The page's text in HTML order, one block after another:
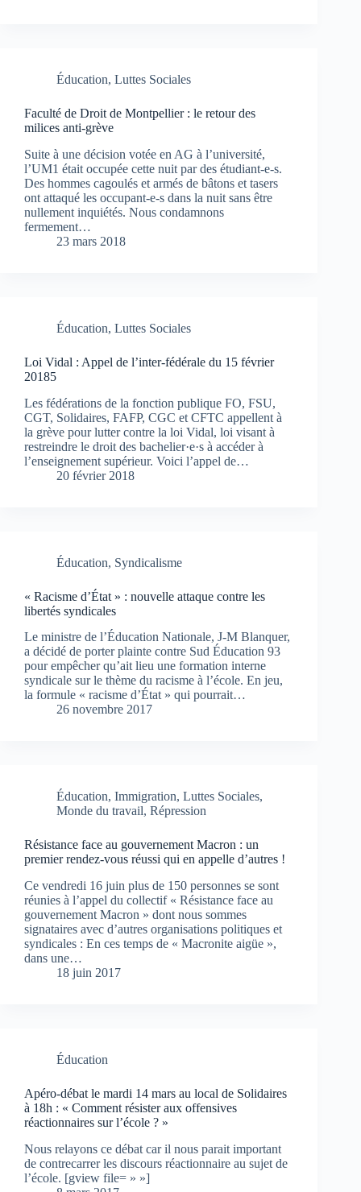
Éducation, Luttes Sociales
Faculté de Droit de Montpellier : le retour des
milices anti-grève
Suite à une décision votée en AG à l’université,
l’UM1 était occupée cette nuit par des étudiant-e-s.
Des hommes cagoulés et armés de bâtons et tasers
ont attaqué les occupant-e-s dans la nuit sans être
nullement inquiétés. Nous condamnons
fermement…
23 mars 2018
Éducation, Luttes Sociales
Loi Vidal : Appel de l’inter-fédérale du 15 février
20185
Les fédérations de la fonction publique FO, FSU,
CGT, Solidaires, FAFP, CGC et CFTC appellent à
la grève pour lutter contre la loi Vidal, loi visant à
restreindre le droit des bachelier·e·s à accéder à
l’enseignement supérieur. Voici l’appel de…
20 février 2018
Éducation, Syndicalisme
« Racisme d’État » : nouvelle attaque contre les
libertés syndicales
Le ministre de l’Éducation Nationale, J-M Blanquer,
a décidé de porter plainte contre Sud Éducation 93
pour empêcher qu’ait lieu une formation interne
syndicale sur le thème du racisme à l’école. En jeu,
la formule « racisme d’État » qui pourrait…
26 novembre 2017
Éducation, Immigration, Luttes Sociales,
Monde du travail, Répression
Résistance face au gouvernement Macron : un
premier rendez-vous réussi qui en appelle d’autres !
Ce vendredi 16 juin plus de 150 personnes se sont
réunies à l’appel du collectif « Résistance face au
gouvernement Macron » dont nous sommes
signataires avec d’autres organisations politiques et
syndicales : En ces temps de « Macronite aigüe »,
dans une…
18 juin 2017
Éducation
Apéro-débat le mardi 14 mars au local de Solidaires
à 18h : « Comment résister aux offensives
réactionnaires sur l’école ? »
Nous relayons ce débat car il nous parait important
de contrecarrer les discours réactionnaire au sujet de
l’école. [gview file= » »]